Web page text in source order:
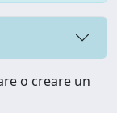
o creare un